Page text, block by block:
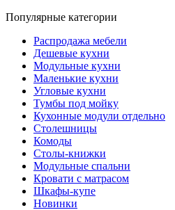
Популярные категории
Распродажа мебели
Дешевые кухни
Модульные кухни
Маленькие кухни
Угловые кухни
Тумбы под мойку
Кухонные модули отдельно
Столешницы
Комоды
Столы-книжки
Модульные спальни
Кровати с матрасом
Шкафы-купе
Новинки